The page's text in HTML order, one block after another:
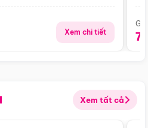
Xem chi tiết
Xem tất cả
Điểm nổi bật